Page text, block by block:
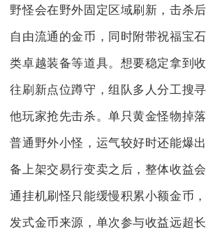
野怪会在野外固定区域刷新，击杀
自由流通的金币，同时附带祝福宝
类卓越装备等道具。想要稳定拿到
往刷新点位蹲守，组队多人分工搜
他玩家抢先击杀。单只黄金怪物掉
普通野外小怪，运气较好时还能爆
备上架交易行变卖之后，整体收益
通挂机刷怪只能缓慢积累小额金币
发式金币来源，单次参与收益远超